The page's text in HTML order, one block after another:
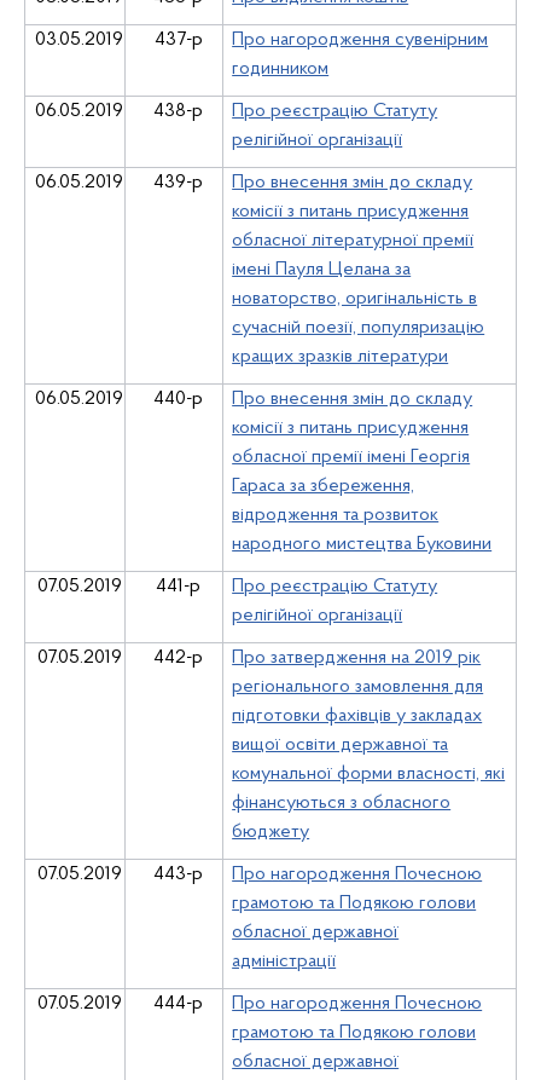
03.05.2019 437-р
Про нагородження сувенірним
годинником
06.05.2019 438-р
Про реєстрацію Статуту
релігійної організації
06.05.2019 439-р
Про внесення змін до складу
комісії з питань присудження
обласної літературної премії
імені Пауля Целана за
новаторство, оригінальність в
сучасній поезії, популяризацію
кращих зразків літератури
06.05.2019 440-р
Про внесення змін до складу
комісії з питань присудження
обласної премії імені Георгія
Гараса за збереження,
відродження та розвиток
народного мистецтва Буковини
07.05.2019 441-р
Про реєстрацію Статуту
релігійної організації
07.05.2019 442-р
Про затвердження на 2019 рік
регіонального замовлення для
підготовки фахівців у закладах
вищої освіти державної та
комунальної форми власності, які
фінансуються з обласного
бюджету
07.05.2019 443-р
Про нагородження Почесною
грамотою та Подякою голови
обласної державної
адміністрації
07.05.2019 444-р
Про нагородження Почесною
грамотою та Подякою голови
обласної державної